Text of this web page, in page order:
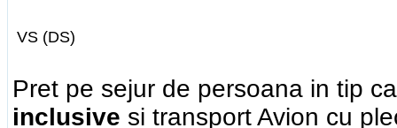
VS (DS)
Pret pe sejur de persoana in tip
inclusive si transport Avion cu